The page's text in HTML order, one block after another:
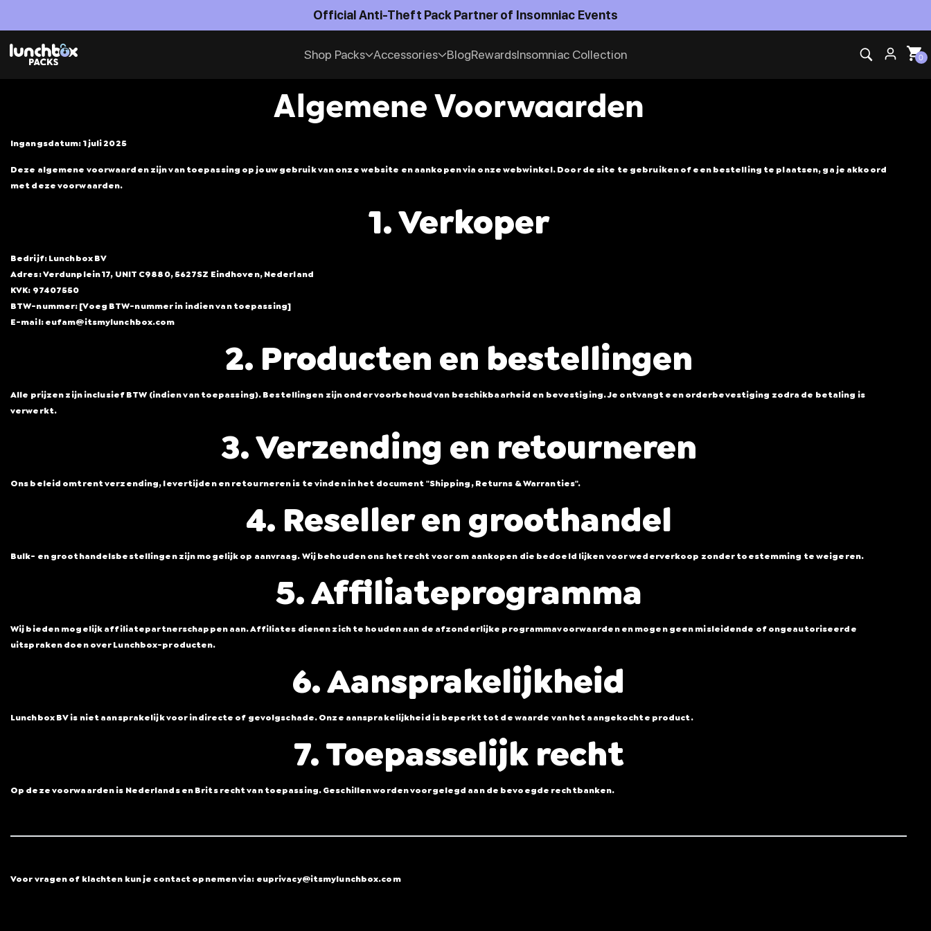
Official Anti-Theft Pack Partner of Insomniac Events
Shop Packs Accessories BlogRewardsInsomniac Collection 0
Algemene Voorwaarden
Ingangsdatum:1 juli 2025
Deze algemene voorwaarden zijn van toepassing op jouw gebruik van onze website en aankopen via onze webwinkel. Door de site te gebruiken of een bestelling te plaatsen, ga je akkoord
met deze voorwaarden.
1. Verkoper
Bedrijf:Lunchbox BV
Adres:Verdunplein 17, UNIT C9880, 5627SZ Eindhoven, Nederland
KVK: 97407550
BTW-nummer:[Voeg BTW-nummer in indien van toepassing]
E-mail:eufam@itsmylunchbox.com
2. Producten en bestellingen
Alle prijzen zijn inclusief BTW (indien van toepassing). Bestellingen zijn onder voorbehoud van beschikbaarheid en bevestiging. Je ontvangt een orderbevestiging zodra de betaling is
verwerkt.
3. Verzending en retourneren
Ons beleid omtrent verzending, levertijden en retourneren is te vinden in het document "Shipping, Returns & Warranties".
4. Reseller en groothandel
Bulk- en groothandelsbestellingen zijn mogelijk op aanvraag. Wij behouden ons het recht voor om aankopen die bedoeld lijken voor wederverkoop zonder toestemming te weigeren.
5. Affiliateprogramma
Wij bieden mogelijk affiliatepartnerschappen aan. Affiliates dienen zich te houden aan de afzonderlijke programmavoorwaarden en mogen geen misleidende of ongeautoriseerde
uitspraken doen over Lunchbox-producten.
6. Aansprakelijkheid
Lunchbox BV is niet aansprakelijk voor indirecte of gevolgschade. Onze aansprakelijkheid is beperkt tot de waarde van het aangekochte product.
7. Toepasselijk recht
Op deze voorwaarden is Nederlands en Brits recht van toepassing. Geschillen worden voorgelegd aan de bevoegde rechtbanken.
Voor vragen of klachten kun je contact opnemen via: euprivacy@itsmylunchbox.com